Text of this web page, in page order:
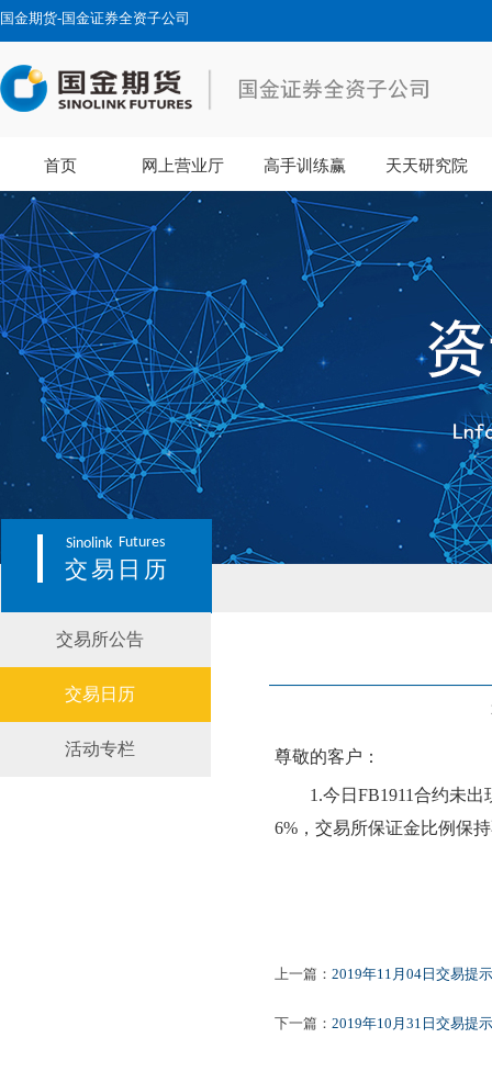
国金期货-国金证券全资子公司
首页 网上营业厅 高手训练赢 天天研究院
Sinolink Futures
交易日历
交易所公告
交易日历
活动专栏 尊敬的客户：
1.今日 FB1911合约未出
6%，交易所保证金比例保
上一篇： 2019年11月04日交易提示
下一篇： 2019年10月31日交易提示